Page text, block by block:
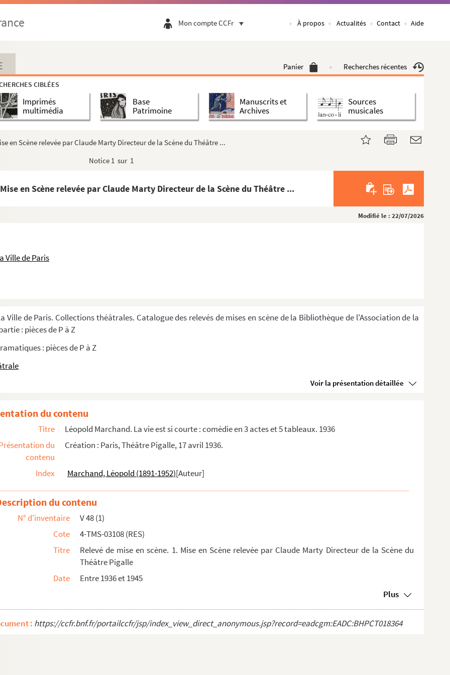
Mon compte CCFr À propos Actualités Contact Aide
Panier Recherches récentes
CIBLÉES
Imprimés
multimédia
Base
Patrimoine
Manuscrits et
Archives
Sources
musicales
en Scène relevée par Claude Marty Directeur de la Scène du Théâtre ...
Notice 1 sur 1
en Scène relevée par Claude Marty Directeur de la Scène du Théâtre ...
Modifié le : 22/07/2026
Ville de Paris
Ville de Paris. Collections théâtrales. Catalogue des relevés de mises en scène de la Bibliothèque de l'Association de la
: pièces de P à Z
: pièces de P à Z
Voir la présentation détaillée
2 actes et 7 tableaux. 1938
Jeras-Guinot. 1955
de Jacques Natanson. 1950
actes. 1917
: comédie en 1 acte. 1909
1905
et 6 tableaux. Entre 1920 et 1945
en 5 actes et en prose. 1840
nocturne. 1924
en 3 actes. 1928
11 tableaux. 1937
: comédie en 3 actes. 1890
en 3 actes. Adaptation d'après "Spiel i...
1928
tableaux. 1936
relevée par Claude Marty Directeur de la Scène du Théâtre ...
et schémas d'implantation de décor
de décor
1946
copine. 1975
1915
du contenu
Titre
Léopold Marchand. La vie est si courte : comédie en 3 actes et 5 tableaux. 1936
du
contenu
Création : Paris, Théâtre Pigalle, 17 avril 1936.
Index Marchand, Léopold (1891-1952)[Auteur]
du contenu
N° d'inventaire
V 48 (1)
Cote
4-TMS-03108 (RES)
Titre
Relevé de mise en scène. 1. Mise en Scène relevée par Claude Marty Directeur de la Scène du
Théâtre Pigalle
Date
Entre 1936 et 1945
Plus
: https://ccfr.bnf.fr/portailccfr/jsp/index_view_direct_anonymous.jsp?record=eadcgm:EADC:BHPCT018364